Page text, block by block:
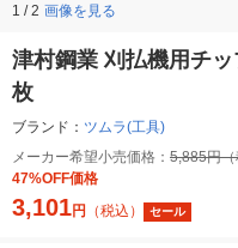
1 / 2 画像を見る
津村鋼業 刈払機用チ
枚
ブランド： ツムラ(工具)
メーカー希望小売価格： 5,885円
47%OFF価格
3,101円 （税込） セール